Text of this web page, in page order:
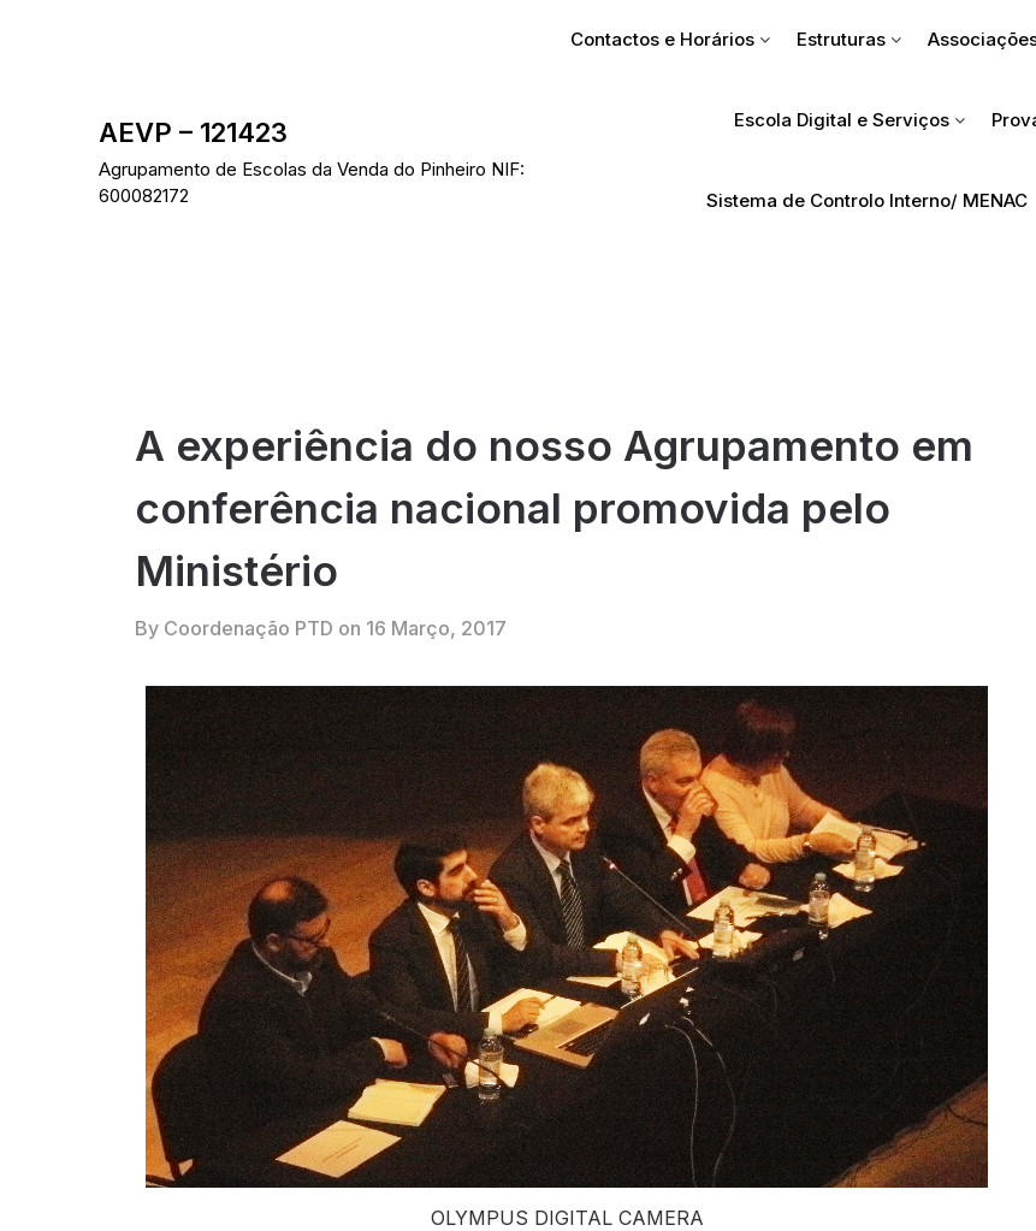
AEVP – 121423
Agrupamento de Escolas da Venda do Pinheiro NIF:
600082172
Contactos e Horários Estruturas
Escola Digital e Serviços
Sistema de Controlo Interno/ MENAC
A experiência do nosso Agrupamento em
conferência nacional promovida pelo
Ministério
By Coordenação PTD on 16 Março, 2017
OLYMPUS DIGITAL CAMERA